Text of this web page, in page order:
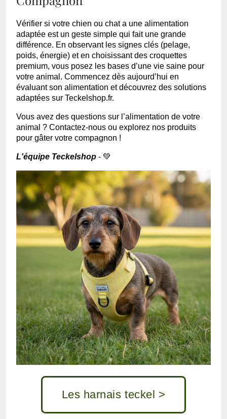
Vérifier si votre chien ou chat a une alimentation
adaptée est un geste simple qui fait une grande
différence. En observant les signes clés (pelage,
poids, énergie) et en choisissant des croquettes
premium, vous posez les bases d’une vie saine pour
votre animal. Commencez dès aujourd’hui en
évaluant son alimentation et découvrez des solutions
adaptées sur Teckelshop.fr.
Vous avez des questions sur l’alimentation de votre
animal ? Contactez-nous ou explorez nos produits
pour gâter votre compagnon !
L'équipe Teckelshop - 💚
Les harnais teckel >